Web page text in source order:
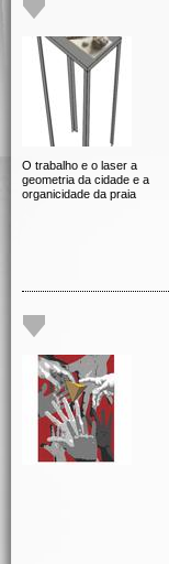
O trabalho e o laser a
geometria da cidade e a
organicidade da praia